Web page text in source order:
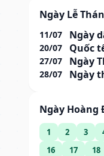
Ngày Lễ
11/07 Ngày
20/07 Quốc
27/07 Ngày
28/07 Ngày
Ngày Hoàng
1 2 3
16
17 18